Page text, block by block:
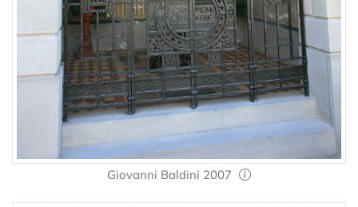
Giovanni Baldini 2007